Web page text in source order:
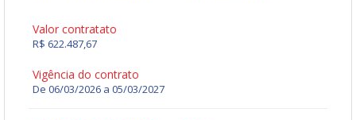
Valor contratato
R$ 622.487,67
Vigência do contrato
De 06/03/2026 a 05/03/2027